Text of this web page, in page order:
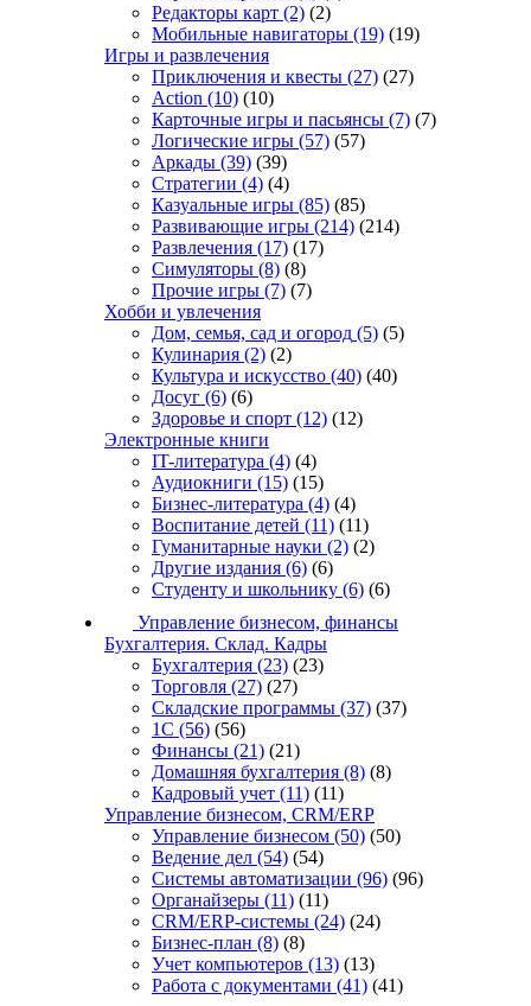
Редакторы карт (2) (2)
Мобильные навигаторы (19) (19)
Игры и развлечения
Приключения и квесты (27) (27)
Action (10) (10)
Карточные игры и пасьянсы (7) (7)
Логические игры (57) (57)
Аркады (39) (39)
Стратегии (4) (4)
Казуальные игры (85) (85)
Развивающие игры (214) (214)
Развлечения (17) (17)
Симуляторы (8) (8)
Прочие игры (7) (7)
Хобби и увлечения
Дом, семья, сад и огород (5) (5)
Кулинария (2) (2)
Культура и искусство (40) (40)
Досуг (6) (6)
Здоровье и спорт (12) (12)
Электронные книги
IT-литература (4) (4)
Аудиокниги (15) (15)
Бизнес-литература (4) (4)
Воспитание детей (11) (11)
Гуманитарные науки (2) (2)
Другие издания (6) (6)
Студенту и школьнику (6) (6)
Управление бизнесом, финансы
Бухгалтерия. Склад. Кадры
Бухгалтерия (23) (23)
Торговля (27) (27)
Складские программы (37) (37)
1С (56) (56)
Финансы (21) (21)
Домашняя бухгалтерия (8) (8)
Кадровый учет (11) (11)
Управление бизнесом, CRM/ERP
Управление бизнесом (50) (50)
Ведение дел (54) (54)
Системы автоматизации (96) (96)
Органайзеры (11) (11)
CRM/ERP-системы (24) (24)
Бизнес-план (8) (8)
Учет компьютеров (13) (13)
Работа с документами (41) (41)